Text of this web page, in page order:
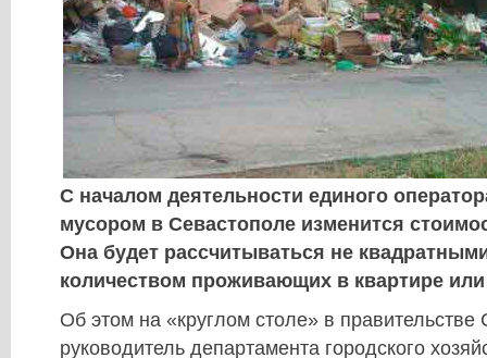
С началом деятельности единого
мусором в Севастополе изменится
Она будет рассчитываться не
количеством проживающих в квартире
Об этом на «круглом столе» в правительстве
руководитель департамента городского